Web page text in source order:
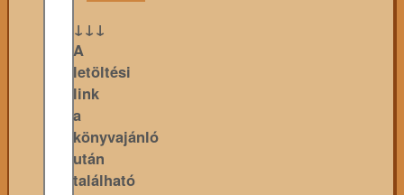
↓↓↓
A
letöltési
link
a
könyvajánló
után
található